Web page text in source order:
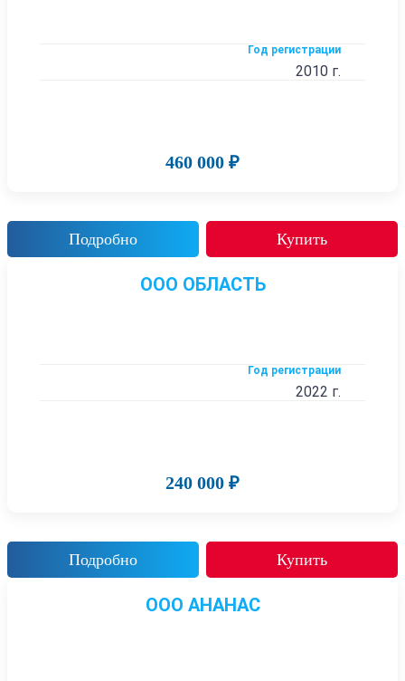
Год регистрации
2010 г.
460 000 ₽
Подробно Купить
ООО ОБЛАСТЬ
Год регистрации
2022 г.
240 000 ₽
Подробно Купить
ООО АНАНАС